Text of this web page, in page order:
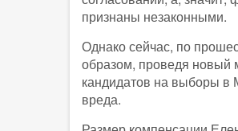
признаны незаконными.
Однако сейчас, по
образом, проведя новый
кандидатов на выборы в
вреда.